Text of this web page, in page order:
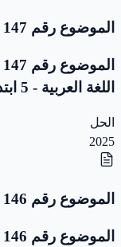
الموضوع رقم 147
اللغة العربية - 5 ابتدائي
الحل
2025
الموضوع رقم 146